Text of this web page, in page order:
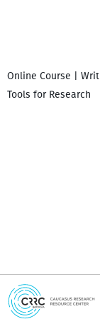
Online Course |
Tools for Research